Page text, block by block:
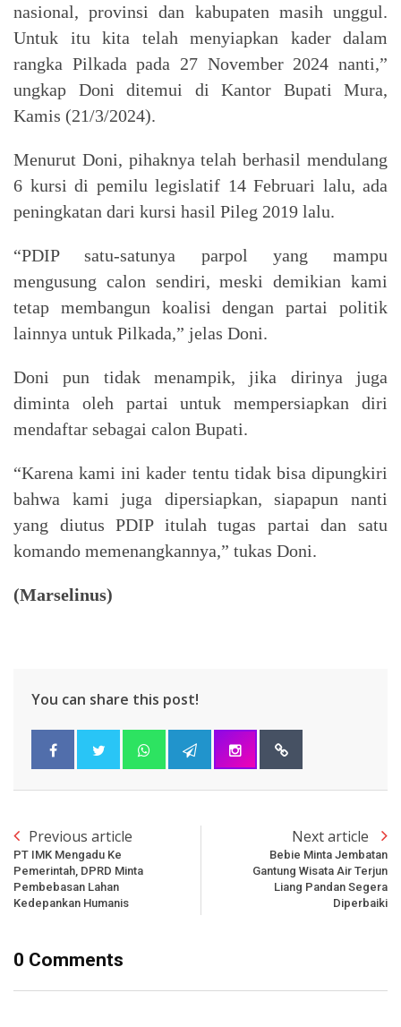
nasional, provinsi dan kabupaten masih unggul.
Untuk itu kita telah menyiapkan kader dalam
rangka Pilkada pada 27 November 2024 nanti,”
ungkap Doni ditemui di Kantor Bupati Mura,
Kamis (21/3/2024).
Menurut Doni, pihaknya telah berhasil mendulang
6 kursi di pemilu legislatif 14 Februari lalu, ada
peningkatan dari kursi hasil Pileg 2019 lalu.
“PDIP satu-satunya parpol yang mampu
mengusung calon sendiri, meski demikian kami
tetap membangun koalisi dengan partai politik
lainnya untuk Pilkada,” jelas Doni.
Doni pun tidak menampik, jika dirinya juga
diminta oleh partai untuk mempersiapkan diri
mendaftar sebagai calon Bupati.
“Karena kami ini kader tentu tidak bisa dipungkiri
bahwa kami juga dipersiapkan, siapapun nanti
yang diutus PDIP itulah tugas partai dan satu
komando memenangkannya,” tukas Doni.
(Marselinus)
You can share this post!
Previous article
PT IMK Mengadu Ke
Pemerintah, DPRD Minta
Pembebasan Lahan
Kedepankan Humanis
Next article
Bebie Minta Jembatan
Gantung Wisata Air Terjun
Liang Pandan Segera
Diperbaiki
0 Comments